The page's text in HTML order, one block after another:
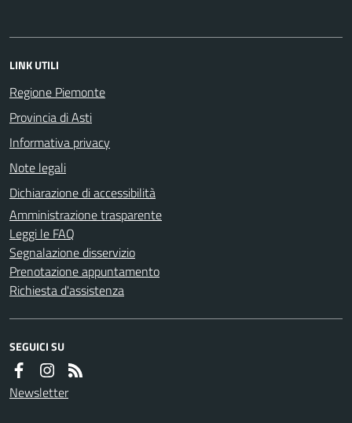
LINK UTILI
Regione Piemonte
Provincia di Asti
Informativa privacy
Note legali
Dichiarazione di accessibilità
Amministrazione trasparente
Leggi le FAQ
Segnalazione disservizio
Prenotazione appuntamento
Richiesta d'assistenza
SEGUICI SU
Newsletter